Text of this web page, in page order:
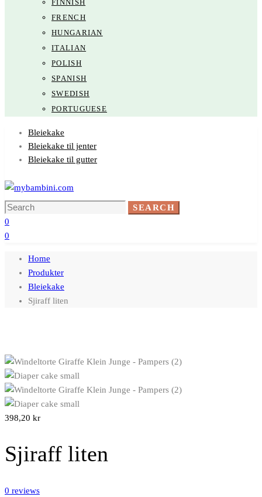
FINNISH
FRENCH
HUNGARIAN
ITALIAN
POLISH
SPANISH
SWEDISH
PORTUGUESE
Bleiekake
Bleiekake til jenter
Bleiekake til gutter
Search
for:
SEARCH
0
0
Home
Produkter
Bleiekake
Sjiraff liten
398,20 kr
Sjiraff liten
0 reviews